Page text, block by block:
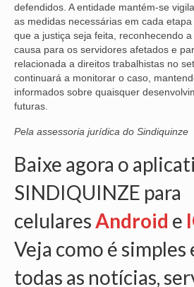
ACESSIBILIDADE E
LGBTQIA+
MULHERES
SAÚDE
SOLIDARIEDADE
TÉCNICOS JUDICIÁRIOS
TECNOLOGIA DA
defendidos. A entidade mantém-se
as medidas necessárias em cada
que a justiça seja feita, reconhecendo
causa para os servidores afetados e
relacionada a direitos trabalhistas no
continuará a monitorar o caso,
informados sobre quaisquer
futuras.
Pela assessoria jurídica do Sindiquinze
Baixe agora o
SINDIQUINZE para
celularesAndroid e
Veja como é
todas as notícias,